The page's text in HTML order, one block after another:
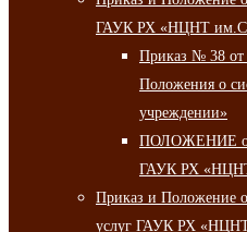
ГАУК РХ «НЦНТ
Приказ № 38 от
Положения о
учреждении»
ПОЛОЖЕНИЕ о
ГАУК РХ
Приказ и Положение
услуг ГАУК РХ